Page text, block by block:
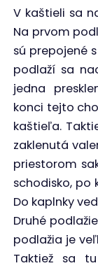
V kaštieli sa
Na prvom
sú prepojené
podlaží sa
jedna
konci tejto
kaštieľa.
zaklenutá
priestorom
schodisko,
Do kaplnky
Druhé
podlažia je
Taktiež sa